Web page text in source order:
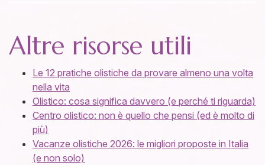
Altre risorse utili
Le 12 pratiche olistiche da provare almeno una volta
nella vita
Olistico: cosa significa davvero (e perché ti riguarda)
Centro olistico: non è quello che pensi (ed è molto di
più)
Vacanze olistiche 2026: le migliori proposte in Italia
(e non solo)